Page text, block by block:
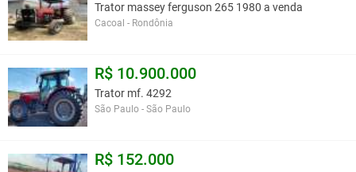
Trator massey ferguson 265 1980 a venda
Cacoal - Rondônia
R$ 10.900.000
Trator mf. 4292
São Paulo - São Paulo
R$ 152.000